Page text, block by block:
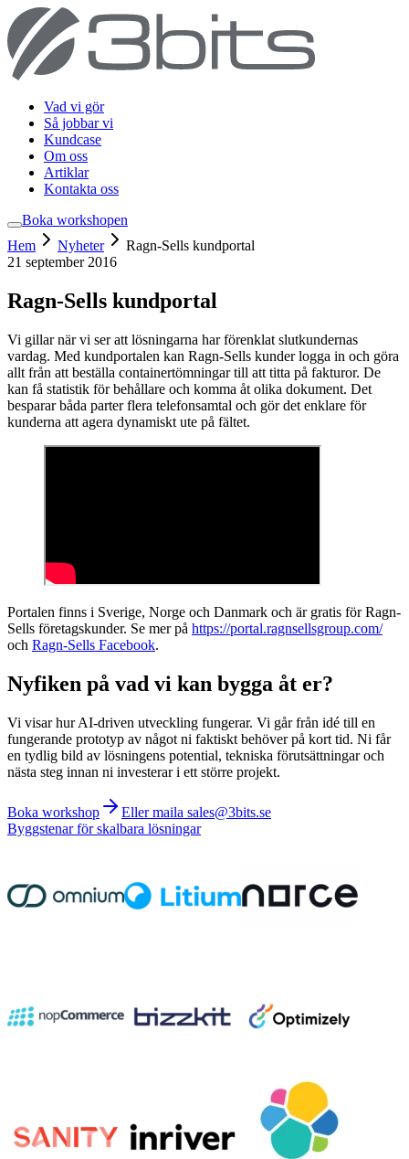
Vad vi gör
Så jobbar vi
Kundcase
Om oss
Artiklar
Kontakta oss
Boka workshopen
Hem
Nyheter
Ragn-Sells kundportal
21 september 2016
Ragn-Sells kundportal
Vi gillar när vi ser att lösningarna har förenklat slutkundernas
vardag. Med kundportalen kan Ragn-Sells kunder logga in och göra
allt från att beställa containertömningar till att titta på fakturor. De
kan få statistik för behållare och komma åt olika dokument. Det
besparar båda parter flera telefonsamtal och gör det enklare för
kunderna att agera dynamiskt ute på fältet.
Portalen finns i Sverige, Norge och Danmark och är gratis för Ragn-
Sells företagskunder. Se mer på https://portal.ragnsellsgroup.com/
och Ragn-Sells Facebook.
Nyfiken på vad vi kan bygga åt er?
Vi visar hur AI-driven utveckling fungerar. Vi går från idé till en
fungerande prototyp av något ni faktiskt behöver på kort tid. Ni får
en tydlig bild av lösningens potential, tekniska förutsättningar och
nästa steg innan ni investerar i ett större projekt.
Boka workshop
Eller maila sales@3bits.se
Byggstenar för skalbara lösningar